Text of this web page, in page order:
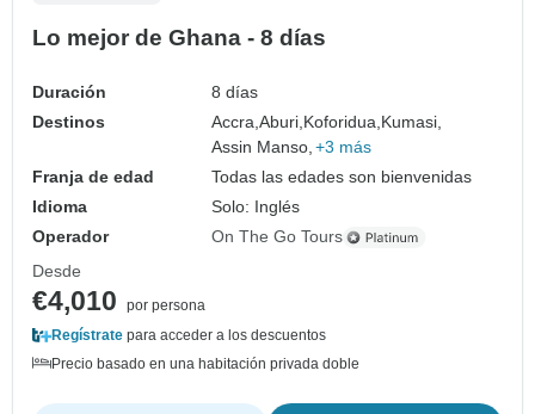
Lo mejor de Ghana - 8 días
Duración
8 días
Destinos
Accra,Aburi,Koforidua,Kumasi,
Assin Manso, +3 más
Franja de edad
Todas las edades son bienvenidas
Idioma
Solo: Inglés
Operador
On The Go Tours
Desde
€4,010
por persona
Regístrate para acceder a los descuentos
Precio basado en una habitación privada doble